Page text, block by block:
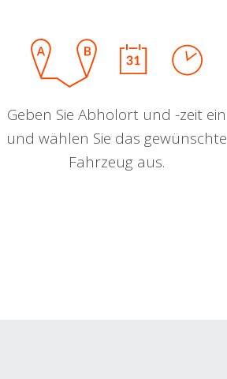
Geben Sie Abholort und -zeit ein
und wählen Sie das gewünschte
Fahrzeug aus.